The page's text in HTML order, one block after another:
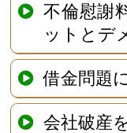
不倫慰謝
ットとデ
借金問題
会社破産